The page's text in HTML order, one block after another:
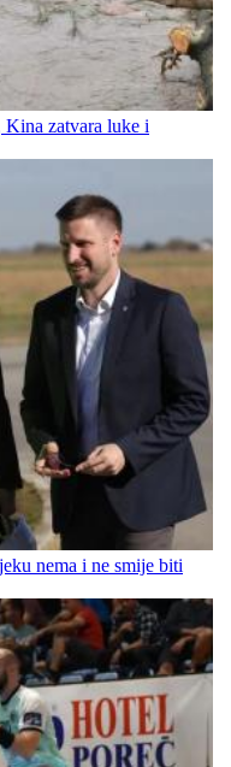
Kina zatvara luke i
nema i ne smije biti